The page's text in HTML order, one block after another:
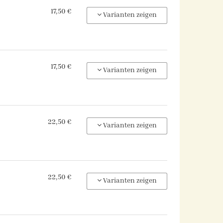
17,50 €
Varianten zeigen
17,50 €
Varianten zeigen
22,50 €
Varianten zeigen
22,50 €
Varianten zeigen